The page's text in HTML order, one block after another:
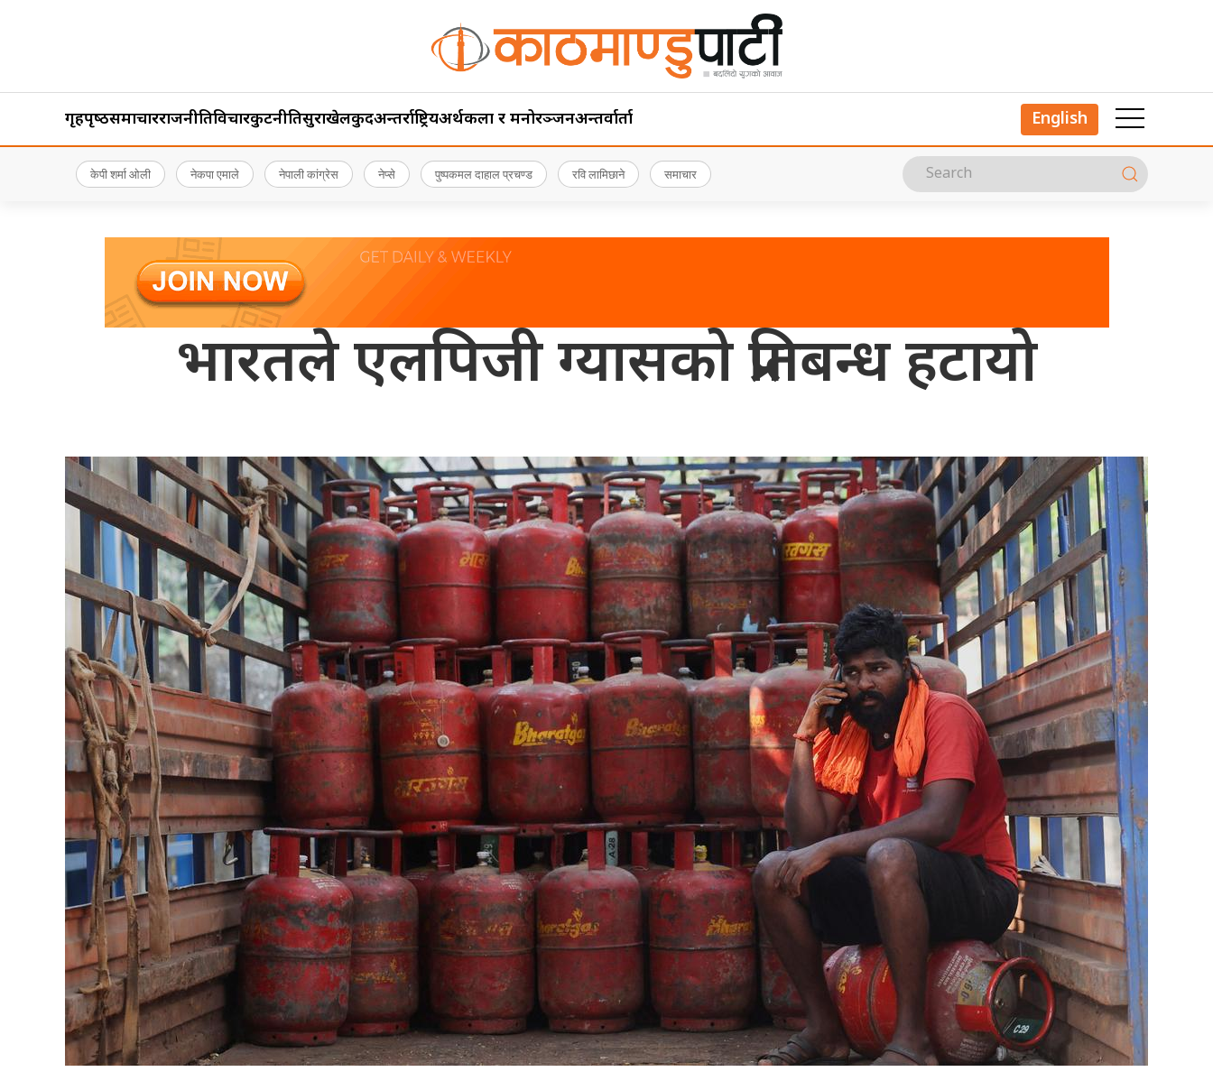
गृहपृष्‍ठसमाचारराजनीतिविचारकुटनीतिसुरक्षाखेलकुदअन्तर्राष्ट्रियअर्थकला र मनोरञ्जनअन्तर्वार्ता English
केपी शर्मा ओली नेकपा एमाले नेपाली कांग्रेस नेप्से पुष्पकमल दाहाल प्रचण्ड रवि लामिछाने समाचार
भारतले एलपिजी ग्यासको प्रतिबन्ध हटायो